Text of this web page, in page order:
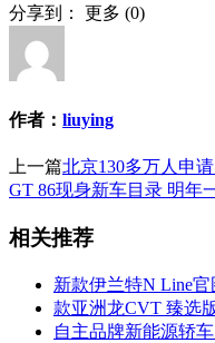
分享到： 更多 (0)
作者： liuying
上一篇北京130多万人申
GT 86现身新车目录 明年
相关推荐
新款伊兰特N Line
款亚洲龙CVT 臻选
自主品牌新能源轿